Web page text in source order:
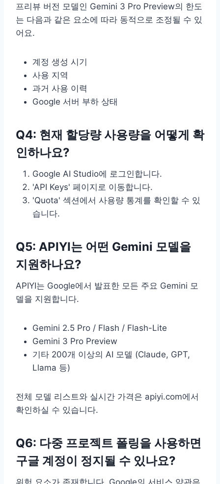
프리뷰 버전 모델인 Gemini 3 Pro Preview의 한도
는 다음과 같은 요소에 따라 동적으로 조정될 수 있
어요.
계정 생성 시기
사용 지역
과거 사용 이력
Google 서버 부하 상태
Q4: 현재 할당량 사용량을 어떻게 확
인하나요?
Google AI Studio에 로그인합니다.
'API Keys' 페이지로 이동합니다.
'Quota' 섹션에서 사용량 통계를 확인할 수 있
습니다.
Q5: APIYI는 어떤 Gemini 모델을
지원하나요?
APIYI는 Google에서 발표한 모든 주요 Gemini 모
델을 지원합니다.
Gemini 2.5 Pro / Flash / Flash-Lite
Gemini 3 Pro Preview
기타 200개 이상의 AI 모델 (Claude, GPT,
Llama 등)
전체 모델 리스트와 실시간 가격은 apiyi.com에서
확인하실 수 있습니다.
Q6: 다중 프로젝트 폴링을 사용하면
구글 계정이 정지될 수 있나요?
위험 요소가 존재합니다. Google의 서비스 약관은